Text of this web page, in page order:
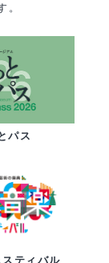
。
パス
ティバル